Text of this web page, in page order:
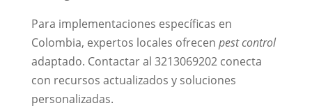
Para implementaciones específicas en
Colombia, expertos locales ofrecen pest control
adaptado. Contactar al 3213069202 conecta
con recursos actualizados y soluciones
personalizadas.